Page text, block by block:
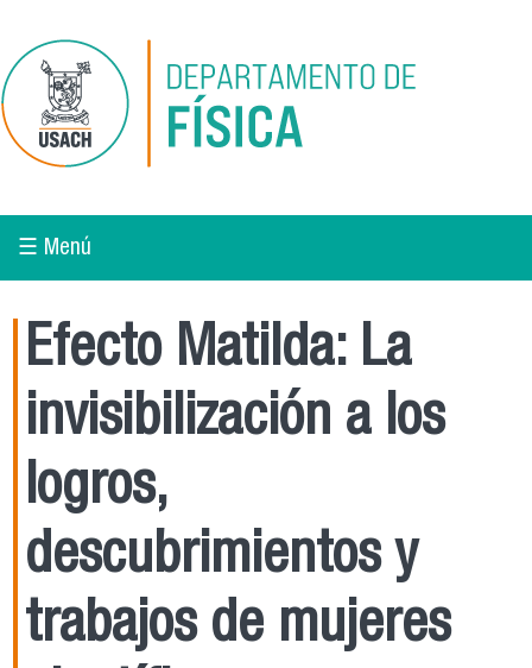
☰ Menú
Efecto Matilda: La
invisibilización a los
logros,
descubrimientos y
trabajos de mujeres